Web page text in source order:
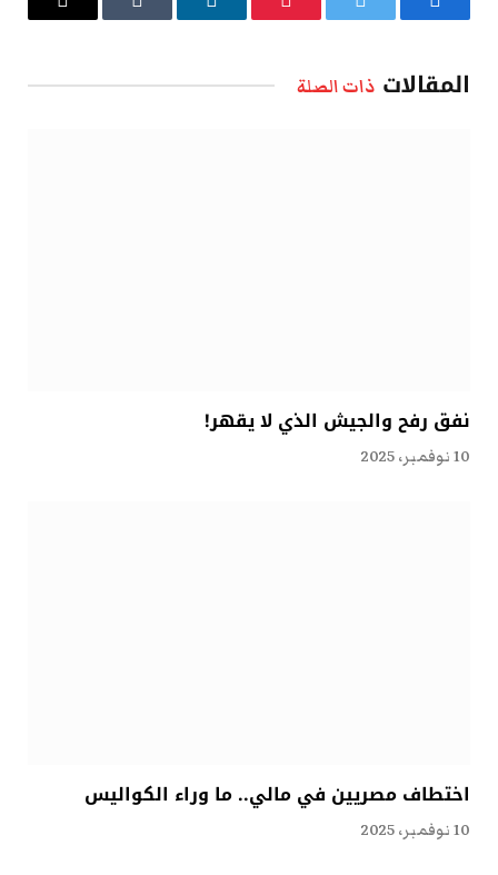
فيسبوك تويتر بينتيريستلينكدإن Tumblr
البريد
المقالات ذات الصلة
نفق رفح والجيش الذي لا يقهر!
10 نوفمبر، 2025
اختطاف مصريين في مالي.. ما وراء الكواليس
10 نوفمبر، 2025